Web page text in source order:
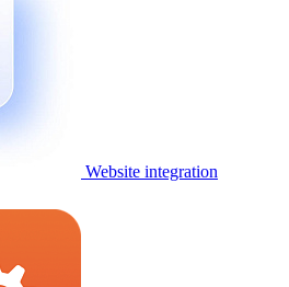
Website integration